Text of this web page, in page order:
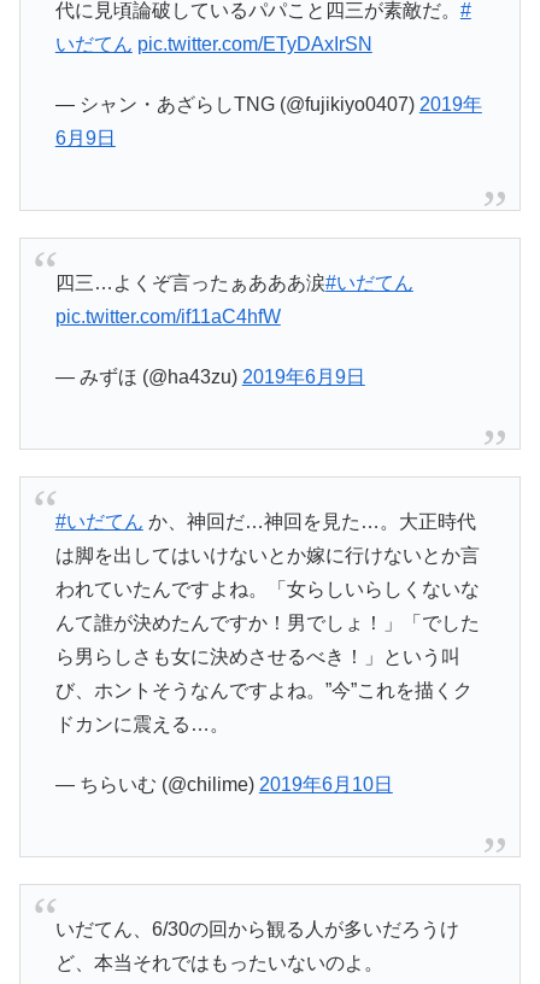
代に見頃論破しているパパこと四三が素敵だ。 #
いだてん pic.twitter.com/ETyDAxIrSN
— シャン・あざらしTNG (@fujikiyo0407) 2019年
6月9日
四三…よくぞ言ったぁあああ涙#いだてん
pic.twitter.com/if11aC4hfW
— みずほ (@ha43zu) 2019年6月9日
#いだてん か、神回だ…神回を見た…。大正時代
は脚を出してはいけないとか嫁に行けないとか言
われていたんですよね。「女らしいらしくないな
んて誰が決めたんですか！男でしょ！」「でした
ら男らしさも女に決めさせるべき！」という叫
び、ホントそうなんですよね。”今”これを描くク
ドカンに震える…。
— ちらいむ (@chilime) 2019年6月10日
いだてん、6/30の回から観る人が多いだろうけ
ど、本当それではもったいないのよ。